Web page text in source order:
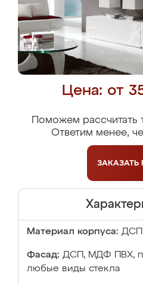
Цена: от
Поможем рассчитать
Ответим менее,
ЗАКАЗАТЬ
Материал корпуса: ДСП
Фасад: ДСП, МДФ ПВХ,
любые виды стекла